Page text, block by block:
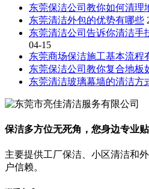
东莞保洁公司教你如何清理
东莞清洁外包的优势有哪些
东莞清洁公司告诉你清洁手
04-15
东莞商场保洁施工基本流程
东莞保洁公司教你复合地板
东莞清洁玻璃幕墙的清洁方
保洁多方位无死角，您身边专业
主要提供工厂保洁、小区清洁和
户信赖。